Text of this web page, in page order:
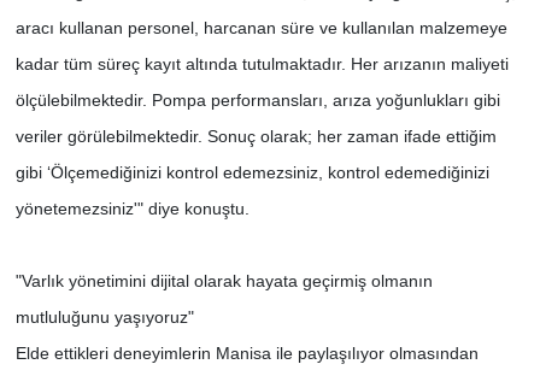
aracı kullanan personel, harcanan süre ve kullanılan malzemeye
kadar tüm süreç kayıt altında tutulmaktadır. Her arızanın maliyeti
ölçülebilmektedir. Pompa performansları, arıza yoğunlukları gibi
veriler görülebilmektedir. Sonuç olarak; her zaman ifade ettiğim
gibi ‘Ölçemediğinizi kontrol edemezsiniz, kontrol edemediğinizi
yönetemezsiniz'" diye konuştu.
"Varlık yönetimini dijital olarak hayata geçirmiş olmanın
mutluluğunu yaşıyoruz"
Elde ettikleri deneyimlerin Manisa ile paylaşılıyor olmasından